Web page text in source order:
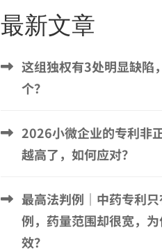
最新文章
这组独权有3处明显缺陷
个？
2026小微企业的专利非
越高了，如何应对？
最高法判例｜中药专利
例，药量范围却很宽，
效？